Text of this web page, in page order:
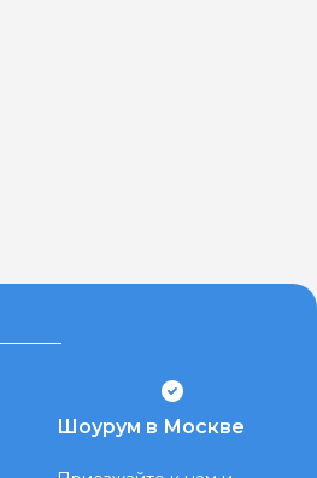
Шоурум в Москве